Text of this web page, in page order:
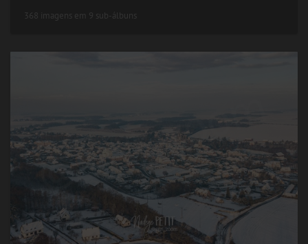
368 imagens em 9 sub-álbuns